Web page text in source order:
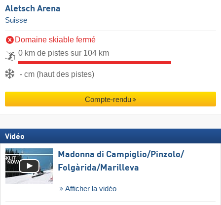
Aletsch Arena
Suisse
Domaine skiable fermé
0 km de pistes sur 104 km
- cm (haut des pistes)
Compte-rendu
Vidéo
Madonna di Campiglio/​Pinzolo/​
Folgàrida/​Marilleva
Afficher la vidéo